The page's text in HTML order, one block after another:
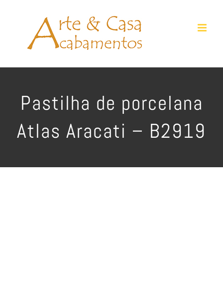
Pastilha de porcelana
Atlas Aracati – B2919